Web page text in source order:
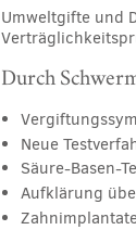
Umweltgifte und
Durch
Neue
Säure-Basen-
Aufklärung